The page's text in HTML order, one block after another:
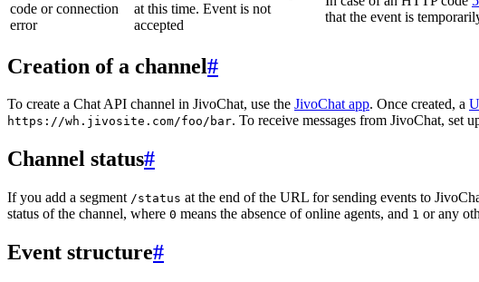
code or connection
error
at this time. Event is not
accepted
that the event is
Creation of a channel#
To create a Chat API channel in JivoChat, use the JivoChat app. Once created, a
https://wh.jivosite.com/foo/bar. To receive messages from JivoChat, set
Channel status#
If you add a segment /status at the end of the URL for sending events to
status of the channel, where 0 means the absence of online agents, and 1 or any
Event structure#